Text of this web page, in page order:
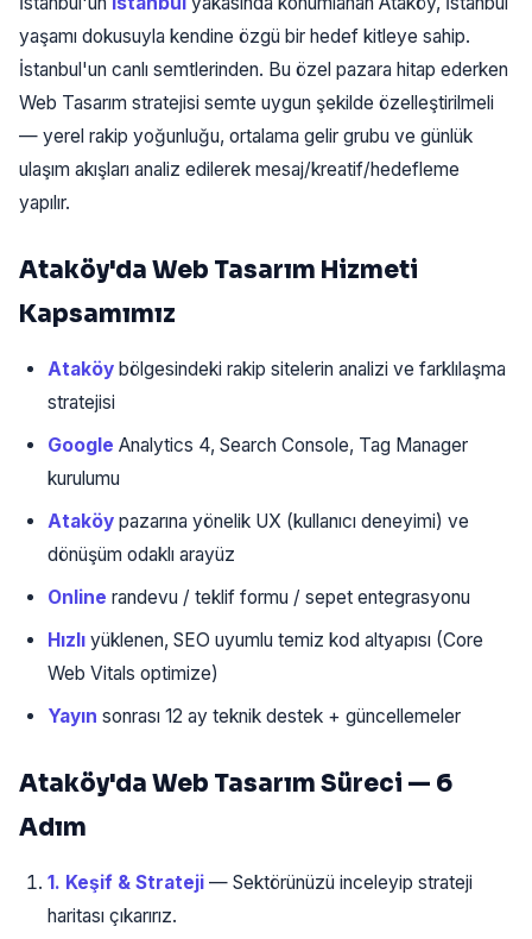
yaşamı dokusuyla kendine özgü bir hedef kitleye sahip.
İstanbul'un canlı semtlerinden. Bu özel pazara hitap ederken
Web Tasarım stratejisi semte uygun şekilde özelleştirilmeli
— yerel rakip yoğunluğu, ortalama gelir grubu ve günlük
ulaşım akışları analiz edilerek mesaj/kreatif/hedefleme
yapılır.
Ataköy'da Web Tasarım Hizmeti
Kapsamımız
Ataköy bölgesindeki rakip sitelerin analizi ve farklılaşma
stratejisi
Google Analytics 4, Search Console, Tag Manager
kurulumu
Ataköy pazarına yönelik UX (kullanıcı deneyimi) ve
dönüşüm odaklı arayüz
Online randevu / teklif formu / sepet entegrasyonu
Hızlı yüklenen, SEO uyumlu temiz kod altyapısı (Core
Web Vitals optimize)
Yayın sonrası 12 ay teknik destek + güncellemeler
Ataköy'da Web Tasarım Süreci — 6
Adım
1. Keşif & Strateji — Sektörünüzü inceleyip strateji
haritası çıkarırız.